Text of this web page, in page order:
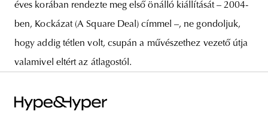
éves korában rendezte meg első önálló kiállítását – 2004-
ben, Kockázat (A Square Deal) címmel –, ne gondoljuk,
hogy addig tétlen volt, csupán a művészethez vezető útja
valamivel eltért az átlagostól.